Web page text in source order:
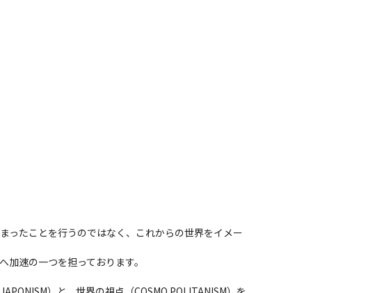
ったことを行うのではなく、これからの世界をイメー
速の一つを担っております。